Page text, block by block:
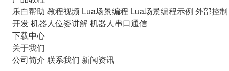
乐白帮助 教程视频 Lua场景编程 Lua场景编程示例 外部控制
开发机器人位姿讲解机器人串口通信
下载中心
关于我们
公司简介 联系我们 新闻资讯